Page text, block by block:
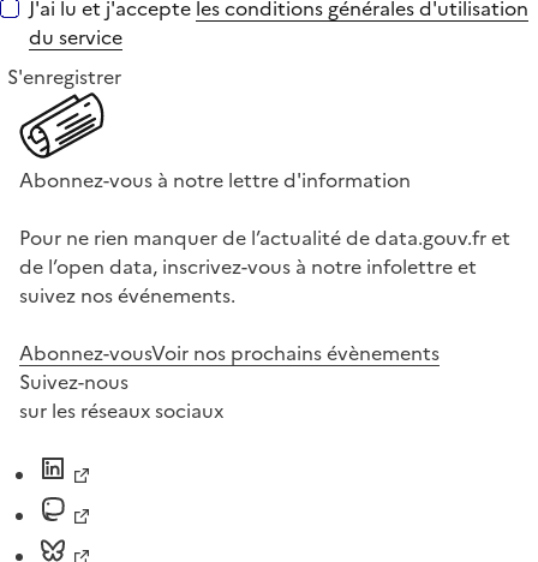
J'ai lu et j'accepte les conditions générales d'utilisation
du service
S'enregistrer
Abonnez-vous à notre lettre d'information
Pour ne rien manquer de l’actualité de data.gouv.fr et
de l’open data, inscrivez-vous à notre infolettre et
suivez nos événements.
Abonnez-vousVoir nos prochains évènements
Suivez-nous
sur les réseaux sociaux